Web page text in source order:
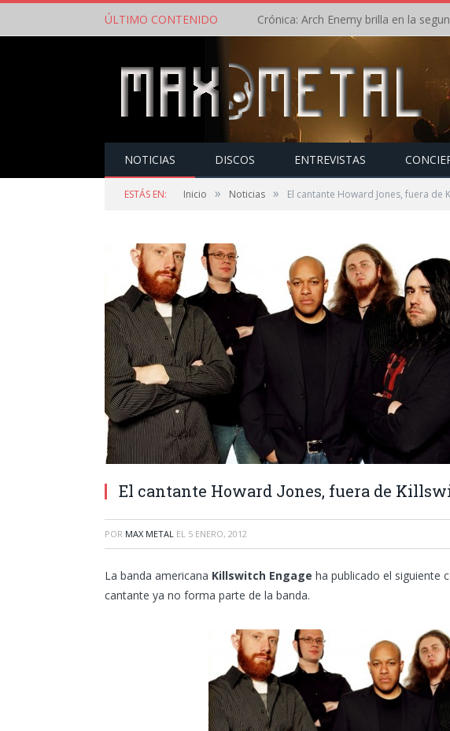
ÚLTIMO CONTENIDO
NOTICIAS DISCOS ENTREVISTAS
ESTÁS EN: Inicio » Noticias » El cantante Howard Jones, fuera de
El cantante Howard Jones, fuera de
POR MAX METAL EL 5 ENERO, 2012
La banda americana Killswitch Engage ha publicado el siguiente
cantante ya no forma parte de la banda.